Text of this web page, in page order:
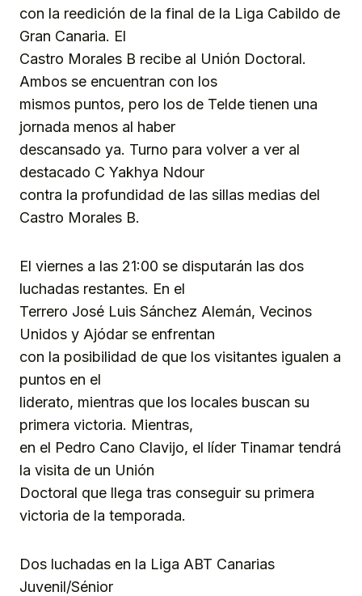
con la reedición de la final de la Liga Cabildo de
Gran Canaria. El
Castro Morales B recibe al Unión Doctoral.
Ambos se encuentran con los
mismos puntos, pero los de Telde tienen una
jornada menos al haber
descansado ya. Turno para volver a ver al
destacado C Yakhya Ndour
contra la profundidad de las sillas medias del
Castro Morales B.
El viernes a las 21:00 se disputarán las dos
luchadas restantes. En el
Terrero José Luis Sánchez Alemán, Vecinos
Unidos y Ajódar se enfrentan
con la posibilidad de que los visitantes igualen a
puntos en el
liderato, mientras que los locales buscan su
primera victoria. Mientras,
en el Pedro Cano Clavijo, el líder Tinamar tendrá
la visita de un Unión
Doctoral que llega tras conseguir su primera
victoria de la temporada.
Dos luchadas en la Liga ABT Canarias
Juvenil/Sénior